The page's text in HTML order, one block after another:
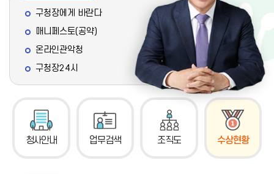
구청장에게 바란다
매니페스토(공약)
온라인관악청
구청장24시
청사안내 업무검색 조직도 수상현황